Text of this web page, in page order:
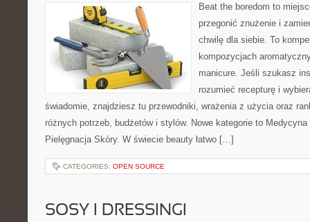
Beat the boredom to
przegonić znużenie i
chwilę dla siebie. To
kompozycjach
manicure. Jeśli szukasz
rozumieć recepturę i
świadomie, znajdziesz tu przewodniki, wrażenia z użycia oraz
różnych potrzeb, budżetów i stylów. Nowe kategorie to
Pielęgnacja Skóry. W świecie beauty łatwo […]
CATEGORIES: OPEN SOURCE
SOSY I DRESSINGI